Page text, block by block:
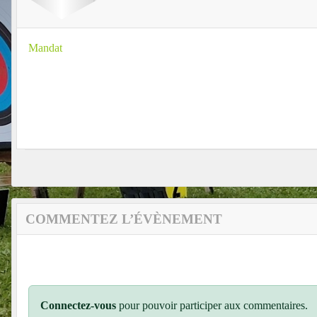
Mandat
COMMENTEZ L’ÉVÈNEMENT
Connectez-vous pour pouvoir participer aux commentaires.